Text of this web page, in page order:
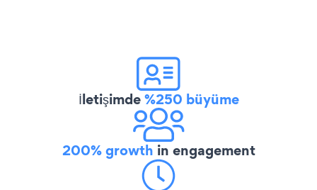
İletişimde%250 büyüme
200% growth in engagement